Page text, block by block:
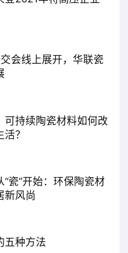
会线上展开，华联瓷
可持续陶瓷材料如何改
？
“瓷”开始：环保陶瓷材
新风尚
五种方法